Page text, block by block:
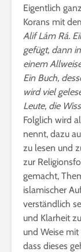
Eigentlich
Korans mit
Alif Lám Rá.
gefügt, dann
einem
Ein Buch,
wird viel
Leute, die
Folglich wird
nennt, dazu
zu lesen und
zur
gemacht,
islamischer
verständlich
und Klarheit
und Weise
dass dieses